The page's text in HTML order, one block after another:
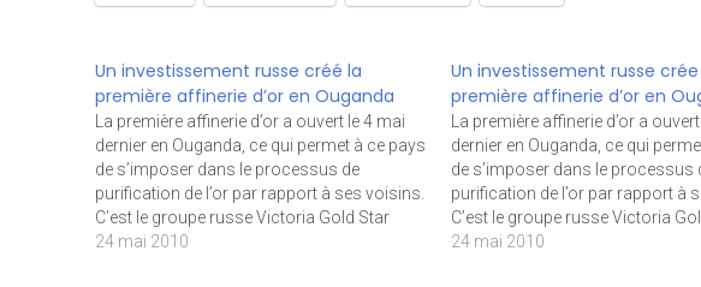
Un investissement russe créé la
première affinerie d’or en Ouganda
La première affinerie d’or a ouvert le 4 mai
dernier en Ouganda, ce qui permet à ce pays
de s’imposer dans le processus de
purification de l’or par rapport à ses voisins.
C’est le groupe russe Victoria Gold Star
Limited qui vient d’ouvrir l’usine, dans une
24 mai 2010
Un investissement russe crée
première affinerie d’or en
La première affinerie d’or a
dernier en Ouganda, ce qui
de s’imposer dans le processus
purification de l’or par rapport à
C’est le groupe russe Victoria
Limited qui vient d’ouvrir l’usine,
24 mai 2010